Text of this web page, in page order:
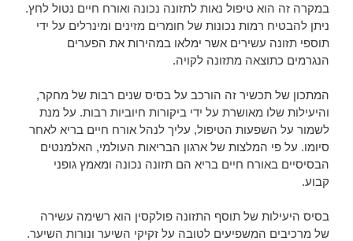
במקרה זה הוא טיפול נאות לתזונה נכונה ואורח חיים נטול לחץ.
ניתן להבטיח רמות נכונות של חומרים מזינים ומינרלים על ידי
תוספי תזונה עשירים אשר ימלאו במהירות את הפערים
הנגרמים כתוצאה מתזונה לקויה.
המתכון של תכשיר זה הורכב על בסיס שנים רבות של מחקר,
והיעילות שלו מאושרת על ידי ביקורות חיוביות רבות. על מנת
לשמור על השפעות הטיפול, עליך לנהל אורח חיים בריא לאחר
סיומו. על פי המלצות של ארגון הבריאות העולמי, האלמנטים
הבסיסיים באורח חיים בריא הם תזונה נכונה ומאמץ גופני
קבוע.
בסיס היעילות של תוסף התזונה פולקסין הוא רשימה עשירה
של מרכיבים המשפיעים לטובה על זקיקי השיער ונורות השיער.